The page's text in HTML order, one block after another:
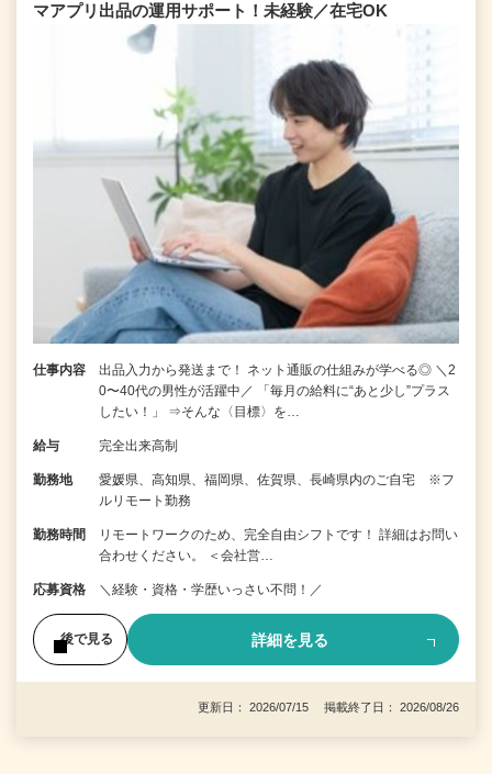
マアプリ出品の運用サポート！未経験／在宅OK
仕事内容
出品入力から発送まで！ ネット通販の仕組みが学べる◎ ＼2
0〜40代の男性が活躍中／ 「毎月の給料に“あと少し”プラス
したい！」 ⇒そんな〈目標〉を…
給与 完全出来高制
勤務地
愛媛県、高知県、福岡県、佐賀県、長崎県内のご自宅 ※フ
ルリモート勤務
勤務時間
リモートワークのため、完全自由シフトです！ 詳細はお問い
合わせください。 ＜会社営…
応募資格 ＼経験・資格・学歴いっさい不問！／
後で見る 詳細を見る
更新日： 2026/07/15 掲載終了日： 2026/08/26